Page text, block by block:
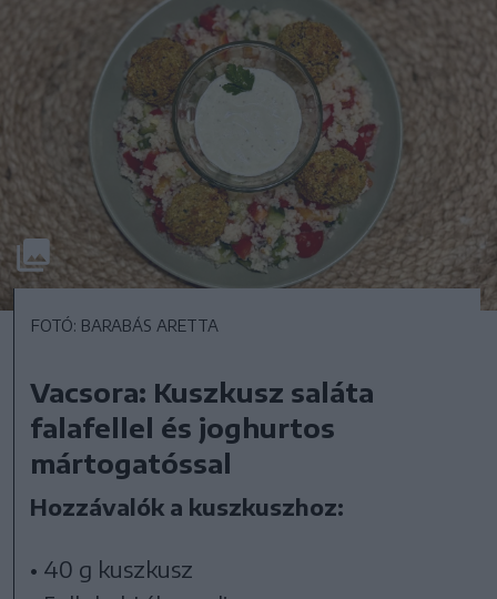
FOTÓ: BARABÁS ARETTA
Vacsora: Kuszkusz saláta
falafellel és joghurtos
mártogatóssal
Hozzávalók a kuszkuszhoz:
• 40 g kuszkusz